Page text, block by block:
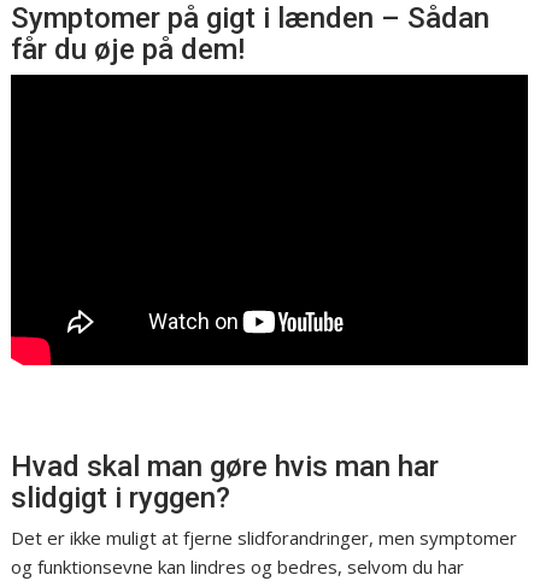
Symptomer på gigt i lænden – Sådan
får du øje på dem!
Hvad skal man gøre hvis man har
slidgigt i ryggen?
Det er ikke muligt at fjerne slidforandringer, men symptomer
og funktionsevne kan lindres og bedres, selvom du har